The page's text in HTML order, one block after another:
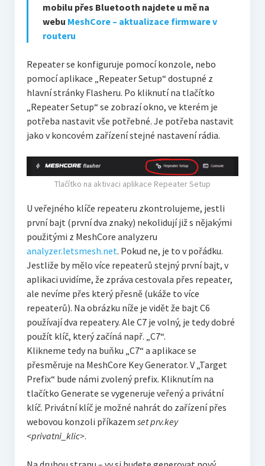
mobilu přes Bluetooth najdete u mě na
webu MeshCore – aktualizace firmware v
routeru
Repeater se konfiguruje pomocí konzole, nebo
pomocí aplikace „Repeater Setup“ dostupné z
hlavní stránky Flasheru. Po kliknutí na tlačítko
„Repeater Setup“ se zobrazí okno, ve kterém je
potřeba nastavit vše potřebné. Je potřeba nastavit
jako v koncovém zařízení stejné nastavení rádia.
Tlačítko na aktivaci aplikace Repeater Setup
U veřejného klíče repeateru zkontrolujeme, jestli
první bajt (první dva znaky) nekolidují již s nějakými
použitými z MeshCore analyzeru
analyzer.letsmesh.net. Pokud ne, je to v pořádku.
Jestliže by mělo více repeaterů stejný první bajt, v
aplikaci uvidíme, že zpráva cestovala přes repeater,
ale nevíme přes který přesně (ukáže to více
repeaterů). Na obrázku níže je vidět že bajt C6
používají dva repeatery. Ale C7 je volný, je tedy dobré
použít klíč, který začíná např. „C7“.
Klikneme tedy na buňku „C7“ a aplikace se
přesměruje na MeshCore Key Generator. V „Target
Prefix“ bude námi zvolený prefix. Kliknutím na
tlačítko Generate se vygeneruje veřený a privátní
klíč. Privátní klíč je možné nahrát do zařízení přes
webovou konzoli příkazem set prv.key
<privatni_klic>.